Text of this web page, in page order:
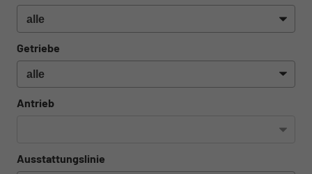
Getriebe
Antrieb
Ausstattungslinie